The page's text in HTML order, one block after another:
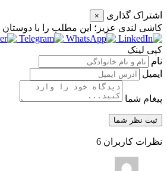
اشتراک گذاری ×
کاشی‌ لندی عزیز؛ این مطلب را با دوستان
کپی لینک
نام
ایمیل
پیغام شما
نظرات کاربران 6